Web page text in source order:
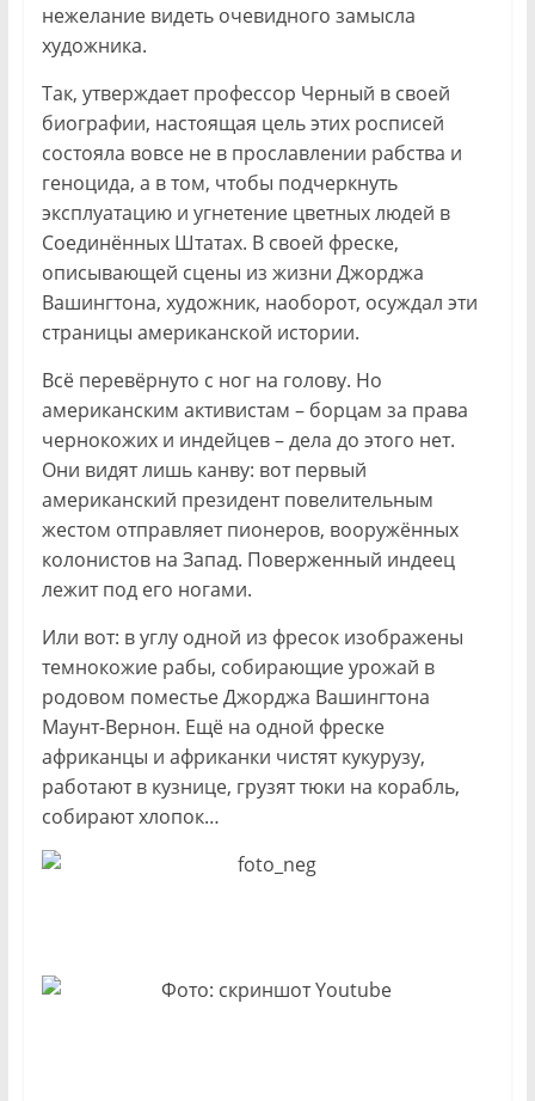
нежелание видеть очевидного замысла
художника.
Так, утверждает профессор Черный в своей
биографии, настоящая цель этих росписей
состояла вовсе не в прославлении рабства и
геноцида, а в том, чтобы подчеркнуть
эксплуатацию и угнетение цветных людей в
Соединённых Штатах. В своей фреске,
описывающей сцены из жизни Джорджа
Вашингтона, художник, наоборот, осуждал эти
страницы американской истории.
Всё перевёрнуто с ног на голову. Но
американским активистам – борцам за права
чернокожих и индейцев – дела до этого нет.
Они видят лишь канву: вот первый
американский президент повелительным
жестом отправляет пионеров, вооружённых
колонистов на Запад. Поверженный индеец
лежит под его ногами.
Или вот: в углу одной из фресок изображены
темнокожие рабы, собирающие урожай в
родовом поместье Джорджа Вашингтона
Маунт-Вернон. Ещё на одной фреске
африканцы и африканки чистят кукурузу,
работают в кузнице, грузят тюки на корабль,
собирают хлопок…